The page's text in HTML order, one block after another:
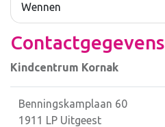
Wennen
Contactgegevens
Kindcentrum Kornak
Benningskamplaan 60
1911 LP Uitgeest